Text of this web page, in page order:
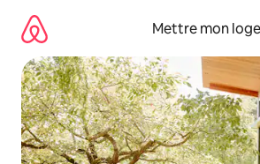
directement
contenu
Mettre mon